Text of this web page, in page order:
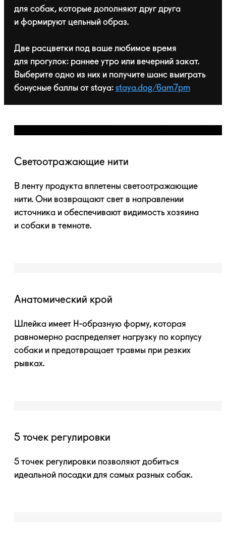
для собак, которые дополняют друг друга
и формируют цельный образ.
Две расцветки под ваше любимое время
для прогулок: раннее утро или вечерний закат.
Выберите одно из них и получите шанс выиграть
бонусные баллы от staya: staya.dog/6am7pm
Светоотражающие нити
В ленту продукта вплетены светоотражающие
нити. Они возвращают свет в направлении
источника и обеспечивают видимость хозяина
и собаки в темноте.
Анатомический крой
Шлейка имеет H-образную форму, которая
равномерно распределяет нагрузку по корпусу
собаки и предотвращает травмы при резких
рывках.
5 точек регулировки
5 точек регулировки позволяют добиться
идеальной посадки для самых разных собак.